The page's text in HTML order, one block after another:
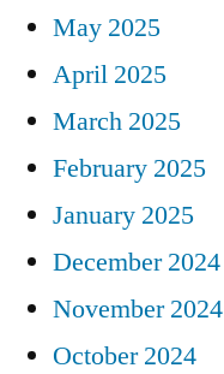
May 2025
April 2025
March 2025
February 2025
January 2025
December 2024
November 2024
October 2024